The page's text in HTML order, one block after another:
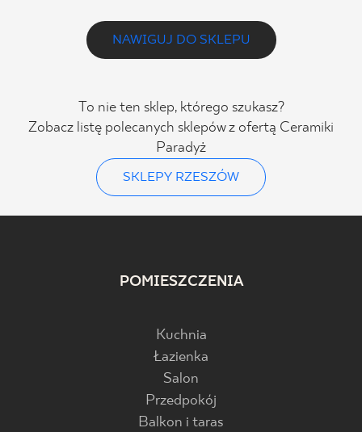
NAWIGUJ DO SKLEPU
To nie ten sklep, którego szukasz?
Zobacz listę polecanych sklepów z ofertą Ceramiki
Paradyż
SKLEPY RZESZÓW
POMIESZCZENIA
Kuchnia
Łazienka
Salon
Przedpokój
Balkon i taras